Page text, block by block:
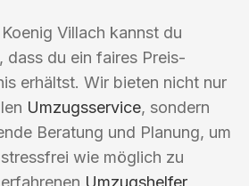
Villach kannst du
dass du ein faires Preis-
erhältst. Wir bieten nicht nur
Umzugsservice, sondern
Beratung und Planung, um
wie möglich zu
Umzugshelfer